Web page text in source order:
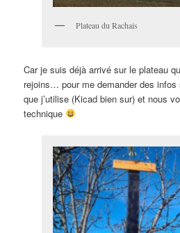
Plateau du Rachais
Car je suis déjà arrivé sur le plateau
rejoins… pour me demander des infos
que j’utilise (Kicad bien sur) et nous
technique